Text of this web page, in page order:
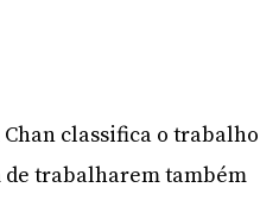
classifica o trabalho
trabalharem também